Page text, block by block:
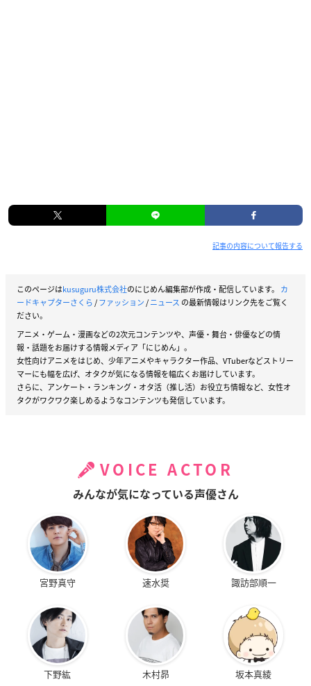
記事の内容について報告する
このページはkusuguru株式会社のにじめん編集部が作成・配信しています。 カ
ードキャプターさくら/ファッション/ニュース の最新情報はリンク先をご覧く
ださい。
アニメ・ゲーム・漫画などの2次元コンテンツや、声優・舞台・俳優などの情
報・話題をお届けする情報メディア「にじめん」。
女性向けアニメをはじめ、少年アニメやキャラクター作品、VTuberなどストリー
マーにも幅を広げ、オタクが気になる情報を幅広くお届けしています。
さらに、アンケート・ランキング・オタ活（推し活）お役立ち情報など、女性オ
タクがワクワク楽しめるようなコンテンツも発信しています。
VOICE ACTOR
みんなが気になっている声優さん
宮野真守 速水奨 諏訪部順一
下野紘 木村昴 坂本真綾